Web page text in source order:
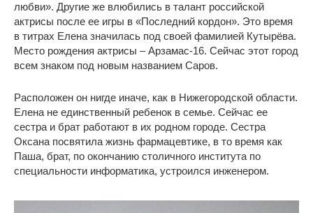
любви». Другие же влюбились в талант российской
актрисы после ее игры в «Последний кордон». Это время
в титрах Елена значилась под своей фамилией Кутырёва.
Место рождения актрисы – Арзамас-16. Сейчас этот город
всем знаком под новым названием Саров.
Расположен он нигде иначе, как в Нижегородской области.
Елена не единственный ребенок в семье. Сейчас ее
сестра и брат работают в их родном городе. Сестра
Оксана посвятила жизнь фармацевтике, в то время как
Паша, брат, по окончанию столичного института по
специальности информатика, устроился инженером.